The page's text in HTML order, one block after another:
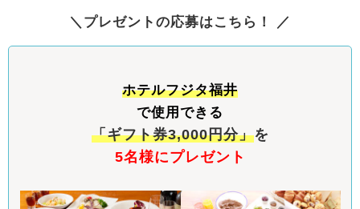
＼プレゼントの応募はこちら！ ／
ホテルフジタ福井
で使用できる
「ギフト券3,000円分」を
5名様にプレゼント